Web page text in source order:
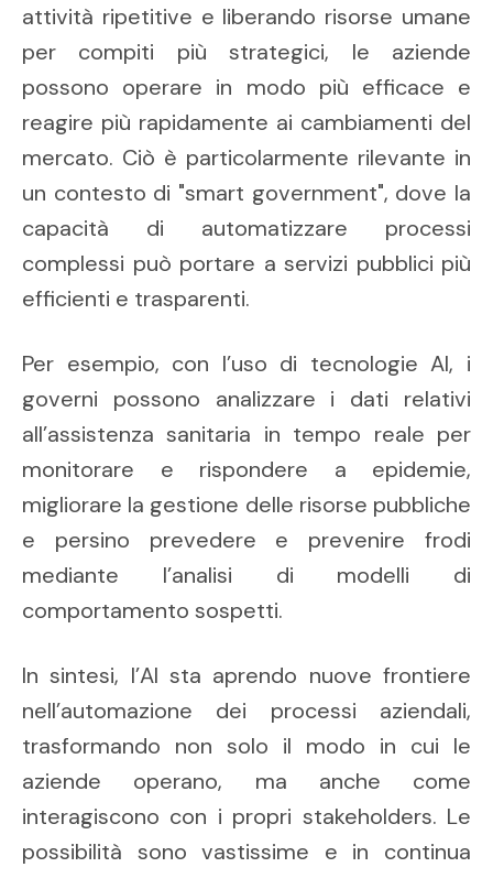
attività ripetitive e liberando risorse umane
per compiti più strategici, le aziende
possono operare in modo più efficace e
reagire più rapidamente ai cambiamenti del
mercato. Ciò è particolarmente rilevante in
un contesto di "smart government", dove la
capacità di automatizzare processi
complessi può portare a servizi pubblici più
efficienti e trasparenti.
Per esempio, con l’uso di tecnologie AI, i
governi possono analizzare i dati relativi
all’assistenza sanitaria in tempo reale per
monitorare e rispondere a epidemie,
migliorare la gestione delle risorse pubbliche
e persino prevedere e prevenire frodi
mediante l’analisi di modelli di
comportamento sospetti.
In sintesi, l’AI sta aprendo nuove frontiere
nell’automazione dei processi aziendali,
trasformando non solo il modo in cui le
aziende operano, ma anche come
interagiscono con i propri stakeholders. Le
possibilità sono vastissime e in continua